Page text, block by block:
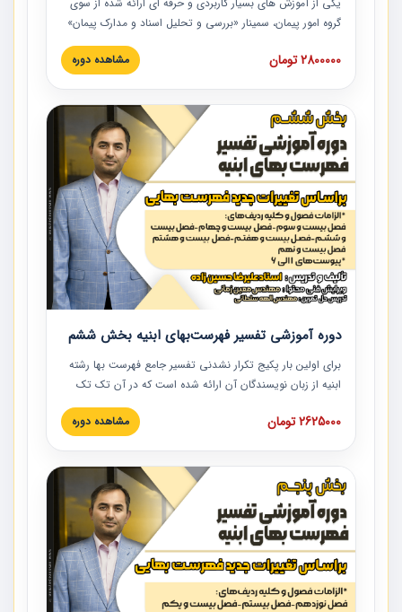
گروه امور پیمان، سمینار «بررسی و تحلیل اسناد و مدارک پیمان»
است که در دانشگاه صنعتی شریف ارائه شد. در این آموزش
نکات کلیدی مربوط به اسناد و مدارک پیمان، اولویت بندی اسناد
پیمان به همراه تجربیات عملی در این خصوص ارائه شده است.
2800000 تومان مشاهده دوره
دوره آموزشی تفسیر فهرست‌بهای ابنیه بخش ششم
برای اولین بار پکیج تکرار نشدنی تفسیر جامع فهرست بها رشته
ابنیه از زبان نویسندگان آن ارائه شده است که در آن تک تک
ردیف ها و مطالب فهرست بها تفسیر و ارائه شده است. این
دوره به صورت کامل تصویری بوده و به همراه تصاویر عملیات
دوره با کلام مهندس علیرضاحسین‌زاده مدیر پروژه مهندسی
مشاور در امر بازنگری فهرست بها رشته ابنیه ارائه شده و به تمام
همکارانی که در حوزه صنعت ساخت در حال فعالیت هستند حتما
توصیه می کنیم از مطالب این دوره استفاده نمایند.
2625000 تومان مشاهده دوره